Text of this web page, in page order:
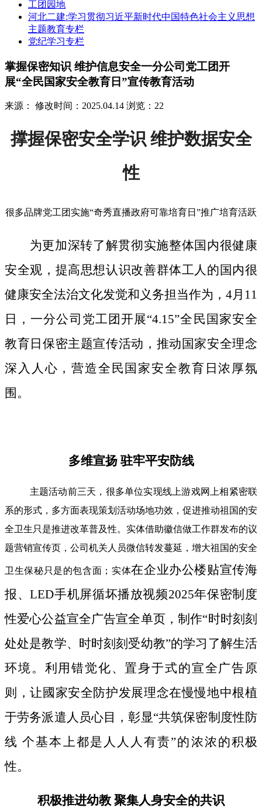
工团园地
河北二建:学习贯彻习近平新时代中国特色社会主义思想
主题教育专栏
党纪学习专栏
掌握保密知识 维护信息安全一分公司党工团开
展“全民国家安全教育日”宣传教育活动
来源： 修改时间：2025.04.14 浏览：22
撑握保密安全学识 维护数据安全
性
很多品牌党工团实施“奇秀直播政府可靠培育日”推广培育活跃
为更加深转了解贯彻实施整体国内很健康
安全观，提高思想认识改善群体工人的国内很
健康安全法治文化发觉和义务担当作为，4月11
日，一分公司党工团开展“4.15”全民国家安全
教育日保密主题宣传活动，推动国家安全理念
深入人心，营造全民国家安全教育日浓厚氛
围。
多维宣扬 驻牢平安防线
主题活动前三天，很多单位实现线上游戏网上相紧密联
系的形式，多方面表现策划活动场地功效，促进推动祖国的安
全卫生只是推进改革普及性。实体借助徽信做工作群发布的议
题营销宣传页，公司机关人员微信转发蔓延，增大祖国的安全
卫生保秘只是的包含面；实体在企业办公楼贴宣传海
报、LED手机屏循坏播放视频2025年保密制度
性爱心公益宣全广告宣全单页，制作“时时刻刻
处处是教学、时时刻刻受幼教”的学习了解生活
环境。利用错觉化、置身于式的宣全广告原
则，让國家安全防护发展理念在慢慢地中根植
于劳务派遣人员心目，彰显“共筑保密制度性防
线 个基本上都是人人人有责”的浓浓的积极
性。
积极推进幼教 聚集人身安全的共识